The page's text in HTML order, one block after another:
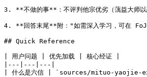
3. **不做的事**：不评判他宗优劣（蕅益大师以
4. **回答末尾**附："如需深入学习，可在
## Quick Reference
| 用户问题 | 优先加载 | 核心经证 |
|---|---|---|
| 什么是六信 | `sources/mituo-yaojie-